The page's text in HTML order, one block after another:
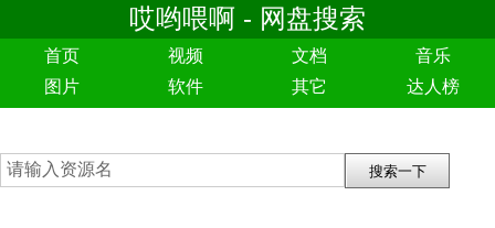
哎哟喂啊 - 网盘搜索
首页 视频 文档
音乐
图片
软件 其它 达人榜